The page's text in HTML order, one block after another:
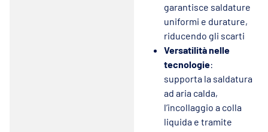
garantisce saldature
uniformi e durature,
riducendo gli scarti
Versatilità nelle
tecnologie:
supporta la saldatura
ad aria calda,
l’incollaggio a colla
liquida e tramite